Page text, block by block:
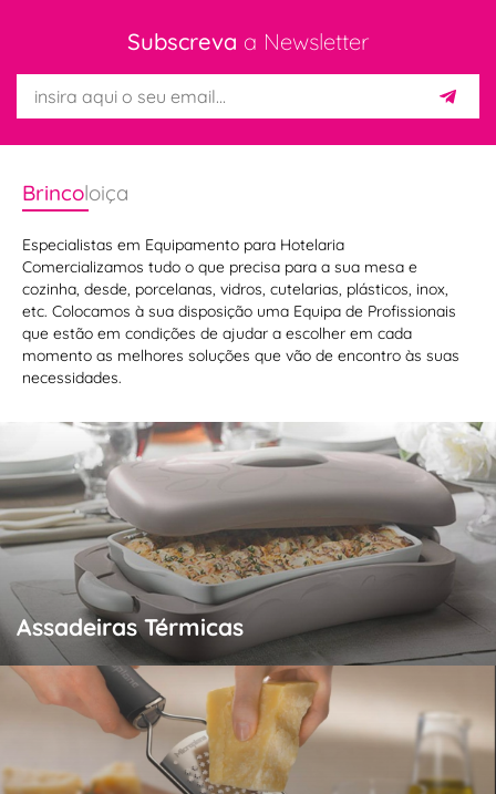
Subscreva a Newsletter
Brincoloiça
Especialistas em Equipamento para Hotelaria
Comercializamos tudo o que precisa para a sua mesa e
cozinha, desde, porcelanas, vidros, cutelarias, plásticos, inox,
etc. Colocamos à sua disposição uma Equipa de Profissionais
que estão em condições de ajudar a escolher em cada
momento as melhores soluções que vão de encontro às suas
necessidades.
Assadeiras Térmicas